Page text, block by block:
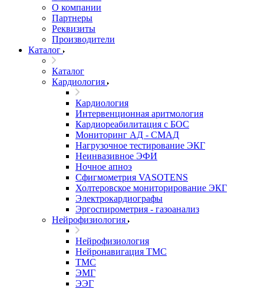
О компании
Партнеры
Реквизиты
Производители
Каталог
Каталог
Кардиология
Кардиология
Интервенционная аритмология
Кардиореабилитация с БОС
Мониторинг АД - СМАД
Нагрузочное тестирование ЭКГ
Неинвазивное ЭФИ
Ночное апноэ
Сфигмометрия VASOTENS
Холтеровское мониторирование ЭКГ
Электрокардиографы
Эргоспирометрия - газоанализ
Нейрофизиология
Нейрофизиология
Нейронавигация ТМС
ТМС
ЭМГ
ЭЭГ